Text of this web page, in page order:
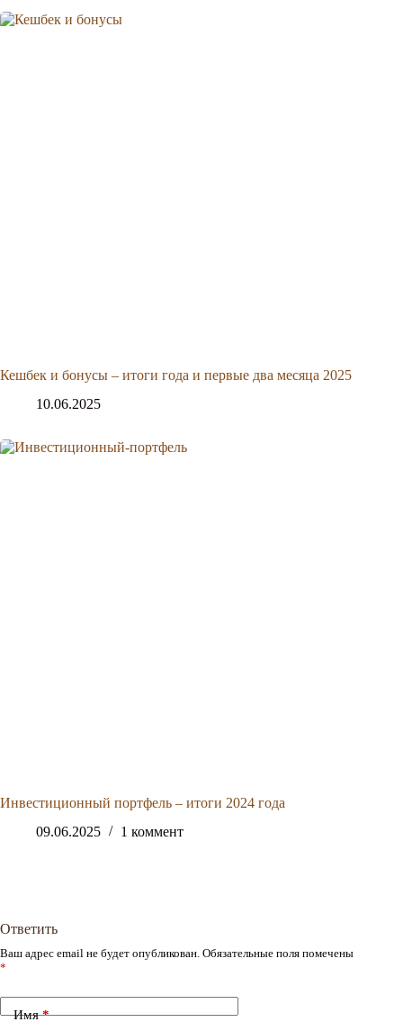
Кешбек и бонусы – итоги года и первые два месяца 2025
10.06.2025
Инвестиционный портфель – итоги 2024 года
09.06.2025
1 коммент
Ответить
Ваш адрес email не будет опубликован. Обязательные поля помечены
*
Имя*